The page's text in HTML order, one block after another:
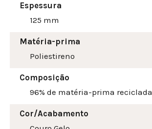
Espessura
125 mm
Matéria-prima
Poliestireno
Composição
96% de matéria-prima reciclada
Cor/Acabamento